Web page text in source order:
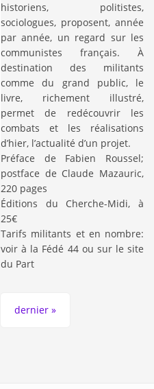
historiens, politistes,
sociologues, proposent, année
par année, un regard sur les
communistes français. À
destination des militants
comme du grand public, le
livre, richement illustré,
permet de redécouvrir les
combats et les réalisations
d’hier, l’actualité d’un projet.
Préface de Fabien Roussel;
postface de Claude Mazauric,
220 pages
Éditions du Cherche-Midi, à
25€
Tarifs militants et en nombre:
voir à la Fédé 44 ou sur le site
du Part
dernier »